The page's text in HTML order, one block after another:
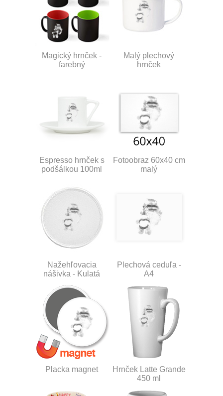
Magický hrnček -
farebný
Malý plechový
hrnček
Espresso hrnček s
podšálkou 100ml
Fotoobraz 60x40 cm
malý
Nažehľovacia
nášivka - Kulatá
Plechová ceduľa -
A4
Placka magnet
Hrnček Latte Grande
450 ml